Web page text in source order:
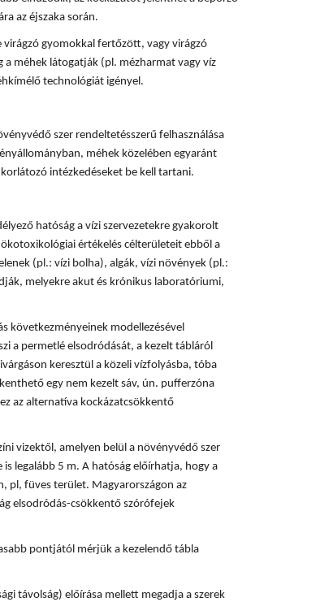
az éjszaka során.
gyomokkal fertőzött, vagy virágzó
méhek látogatják (pl. mézharmat vagy víz
technológiát igényel.
szer rendeltetésszerű felhasználása
méhek közelében egyaránt
intézkedéseket be kell tartani.
hatóság a vízi szervezetekre gyakorolt
értékelés célterületeit ebből a
(pl.: vízi bolha), algák, vízi növények (pl.:
melyekre akut és krónikus laboratóriumi,
következményeinek modellezésével
a permetlé elsodródását, a kezelt tábláról
keresztül a közeli vízfolyásba, tóba
egy nem kezelt sáv, ún. pufferzóna
az alternatíva kockázatcsökkentő
vizektől, amelyen belül a növényvédő szer
is legalább 5 m. A hatóság előírhatja, hogy a
pl, füves terület. Magyarországon az
elsodródás-csökkentő szórófejek
pontjától mérjük a kezelendő tábla
távolság) előírása mellett megadja a szerek